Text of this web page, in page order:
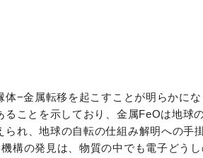
−金属転移を起こすことが明らかに
ことを示しており、金属FeOは地球
れ、地球の自転の仕組み解明への手
構の発見は、物質の中でも電子どう